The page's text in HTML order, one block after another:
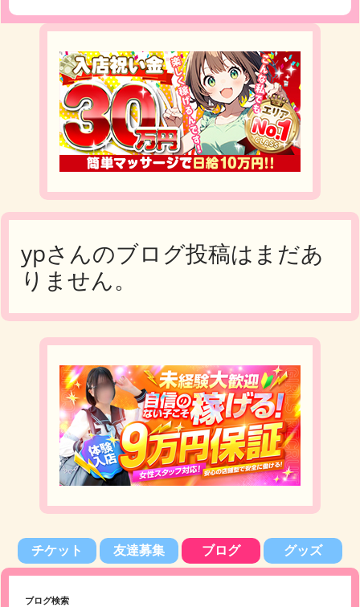
ypさんのブログ投稿はまだあ
りません。
チケット 友達募集 ブログ グッズ
ブログ検索